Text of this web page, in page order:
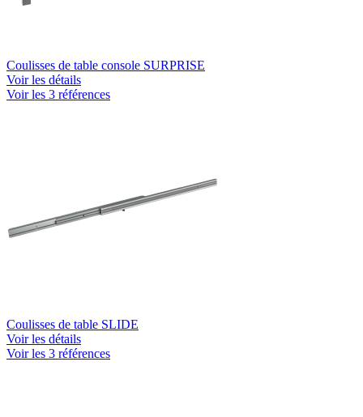
Coulisses de table console SURPRISE
Voir les détails
Voir les 3 références
Coulisses de table SLIDE
Voir les détails
Voir les 3 références